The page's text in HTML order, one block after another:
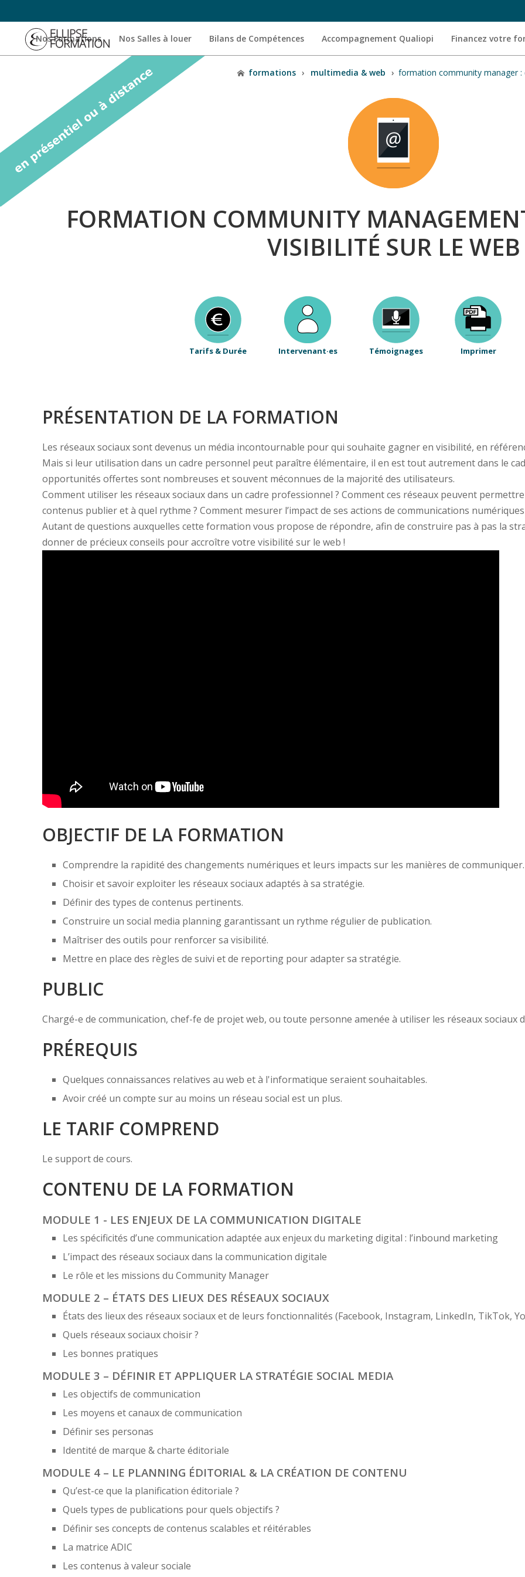
Nos Formations Nos Salles à louer Bilans de Compétences Accompagnement Qualiopi Financez votre
formations › multimedia & web › formation community manager
FORMATION COMMUNITY
VISIBILITÉ SUR LE WEB
Tarifs & Durée Intervenant·es Témoignages Imprimer
PRÉSENTATION DE LA FORMATION
Les réseaux sociaux sont devenus un média incontournable pour qui souhaite gagner en visibilité, en
Mais si leur utilisation dans un cadre personnel peut paraître élémentaire, il en est tout autrement dans le
opportunités offertes sont nombreuses et souvent méconnues de la majorité des utilisateurs.
Comment utiliser les réseaux sociaux dans un cadre professionnel ? Comment ces réseaux peuvent
contenus publier et à quel rythme ? Comment mesurer l’impact de ses actions de communications numériques
Autant de questions auxquelles cette formation vous propose de répondre, afin de construire pas à pas la
donner de précieux conseils pour accroître votre visibilité sur le web !
OBJECTIF DE LA FORMATION
Comprendre la rapidité des changements numériques et leurs impacts sur les manières de communiquer.
Choisir et savoir exploiter les réseaux sociaux adaptés à sa stratégie.
Définir des types de contenus pertinents.
Construire un social media planning garantissant un rythme régulier de publication.
Maîtriser des outils pour renforcer sa visibilité.
Mettre en place des règles de suivi et de reporting pour adapter sa stratégie.
PUBLIC
Chargé-e de communication, chef-fe de projet web, ou toute personne amenée à utiliser les réseaux sociaux
PRÉREQUIS
Quelques connaissances relatives au web et à l'informatique seraient souhaitables.
Avoir créé un compte sur au moins un réseau social est un plus.
LE TARIF COMPREND
Le support de cours.
CONTENU DE LA FORMATION
MODULE 1 - LES ENJEUX DE LA COMMUNICATION DIGITALE
Les spécificités d’une communication adaptée aux enjeux du marketing digital : l’inbound marketing
L’impact des réseaux sociaux dans la communication digitale
Le rôle et les missions du Community Manager
MODULE 2 – ÉTATS DES LIEUX DES RÉSEAUX SOCIAUX
États des lieux des réseaux sociaux et de leurs fonctionnalités (Facebook, Instagram, LinkedIn, TikTok,
Quels réseaux sociaux choisir ?
Les bonnes pratiques
MODULE 3 – DÉFINIR ET APPLIQUER LA STRATÉGIE SOCIAL MEDIA
Les objectifs de communication
Les moyens et canaux de communication
Définir ses personas
Identité de marque & charte éditoriale
MODULE 4 – LE PLANNING ÉDITORIAL & LA CRÉATION DE CONTENU
Qu’est-ce que la planification éditoriale ?
Quels types de publications pour quels objectifs ?
Définir ses concepts de contenus scalables et réitérables
La matrice ADIC
Les contenus à valeur sociale